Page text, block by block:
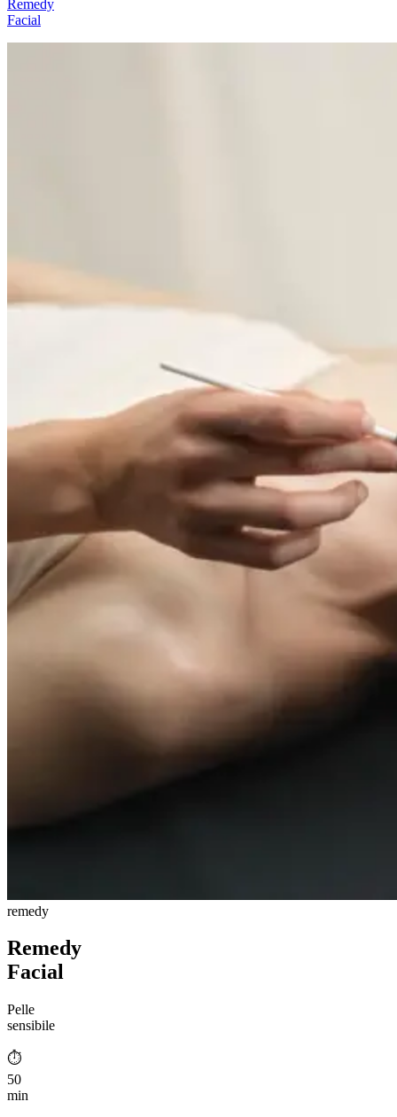
Remedy
Facial
remedy
Remedy
Facial
Pelle
sensibile
⏱︎
50
min